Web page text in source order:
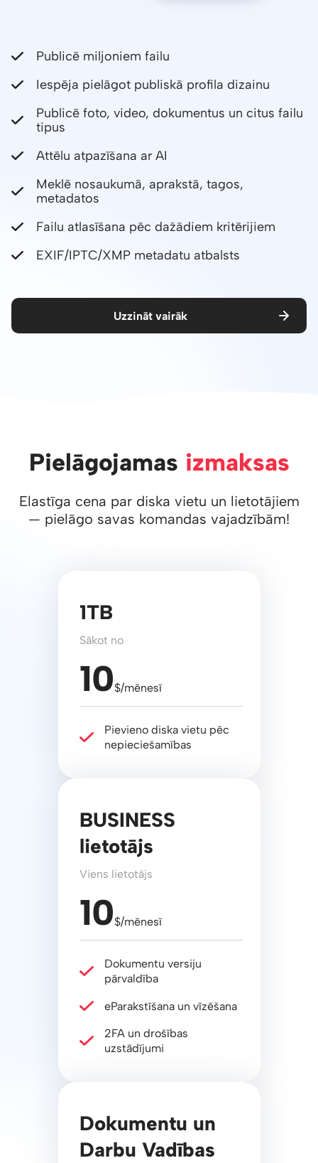
Publicē miljoniem failu
Iespēja pielāgot publiskā profila dizainu
Publicē foto, video, dokumentus un citus failu
tipus
Attēlu atpazīšana ar AI
Meklē nosaukumā, aprakstā, tagos,
metadatos
Failu atlasīšana pēc dažādiem kritērijiem
EXIF/IPTC/XMP metadatu atbalsts
Uzzināt vairāk
Pielāgojamas izmaksas
Elastīga cena par diska vietu un lietotājiem
— pielāgo savas komandas vajadzībām!
1TB
Sākot no
10$/mēnesī
Pievieno diska vietu pēc
nepieciešamības
BUSINESS
lietotājs
Viens lietotājs
10$/mēnesī
Dokumentu versiju
pārvaldība
eParakstīšana un vīzēšana
2FA un drošības
uzstādījumi
Dokumentu un
Darbu Vadības